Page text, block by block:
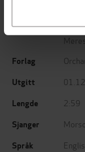
Book
Forfattere
Meres
Forlag
Utgitt
Lengde 2:59
Sjanger
Språk